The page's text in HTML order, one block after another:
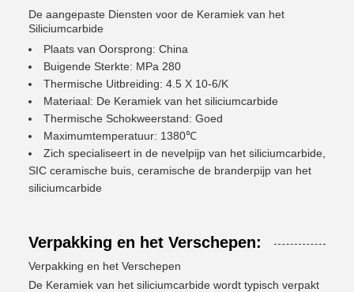
De aangepaste Diensten voor de Keramiek van het
Siliciumcarbide
Plaats van Oorsprong: China
Buigende Sterkte: MPa 280
Thermische Uitbreiding: 4.5 X 10-6/K
Materiaal: De Keramiek van het siliciumcarbide
Thermische Schokweerstand: Goed
Maximumtemperatuur: 1380℃
Zich specialiseert in de nevelpijp van het siliciumcarbide,
SIC ceramische buis, ceramische de branderpijp van het
siliciumcarbide
Verpakking en het Verschepen:
Verpakking en het Verschepen
De Keramiek van het siliciumcarbide wordt typisch verpakt